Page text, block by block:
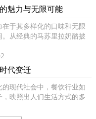
魅力与无限可能
于其多样化的口味和无限
。从经典的马苏里拉奶酪披
代变迁
的现代社会中，餐饮行业如
，映照出人们生活方式的多